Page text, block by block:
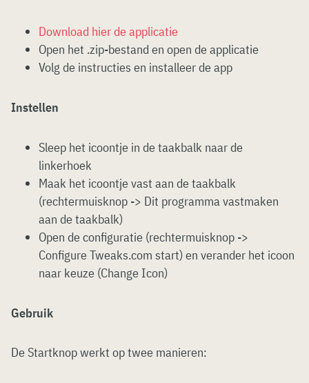
Download hier de applicatie
Open het .zip-bestand en open de applicatie
Volg de instructies en installeer de app
Instellen
Sleep het icoontje in de taakbalk naar de
linkerhoek
Maak het icoontje vast aan de taakbalk
(rechtermuisknop -> Dit programma vastmaken
aan de taakbalk)
Open de configuratie (rechtermuisknop ->
Configure Tweaks.com start) en verander het icoon
naar keuze (Change Icon)
Gebruik
De Startknop werkt op twee manieren: